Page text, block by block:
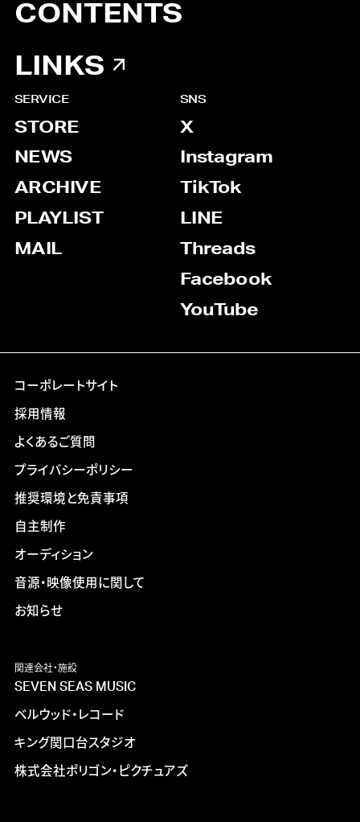
CONTENTS
LINKS
SERVICE
STORE
NEWS
ARCHIVE
PLAYLIST
MAIL
SNS
X
Instagram
TikTok
LINE
Threads
Facebook
YouTube
コーポレートサイト
採用情報
よくあるご質問
プライバシーポリシー
推奨環境と免責事項
自主制作
オーディション
音源・映像使用に関して
お知らせ
関連会社・施設
SEVEN SEAS MUSIC
ベルウッド・レコード
キング関口台スタジオ
株式会社ポリゴン・ピクチュアズ